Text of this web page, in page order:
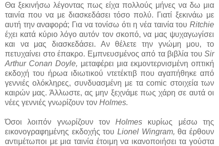
Θα ξεκινήσω λέγοντας πως είχα πολλούς μήνες να δω μια
ταινία που να με διασκεδάσει τόσο πολύ. Γιατί ξεκινάω με
αυτή την αναφορά; Για να τονίσω ότι η νέα ταινία του Ritchie
έχει κατά κύριο λόγο αυτόν τον σκοπό, να μας ψυχαγωγίσει
και να μας διασκεδάσει. Αν θέλετε την γνώμη μου, το
πετυχαίνει στο έπακρο. Εμπνευσμένος από τα βιβλία του Sir
Arthur Conan Doyle, μεταφέρει μια εκμοντερνισμένη οπτική
εκδοχή του ήρωα ιδιωτικού ντετέκτιβ που αγαπήθηκε από
γεννιές ολόκληρες, συνδυασμένη με τα comic στοιχεία των
καιρών μας. Άλλωστε, ας μην ξεχνάμε πως χάρη σε αυτά οι
νέες γεννιές γνωρίζουν τον Holmes.
Όσοι λοιπόν γνωρίζουν τονHolmes κυρίως μέσω της
εικονογραφημένης εκδοχής του Lionel Wingram, θα έρθουν
αντιμέτωποι με μια ταινία έτοιμη να ικανοποιήσει τα γούστα